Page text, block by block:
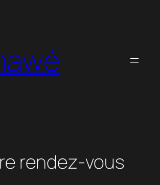
rendez-vous